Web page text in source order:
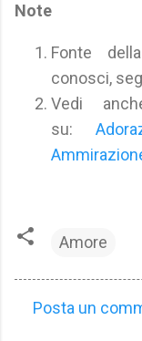
Note
Fonte
conosci,
Vedi
su:
Amore
Posta un